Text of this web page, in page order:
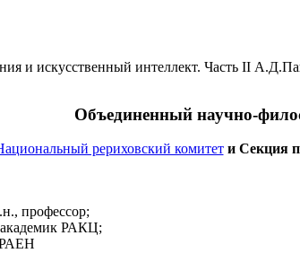
и искусственный интеллект. Часть II
Объединенный научно-
рериховский комитети Секция
профессор;
РАКЦ;
РАЕН